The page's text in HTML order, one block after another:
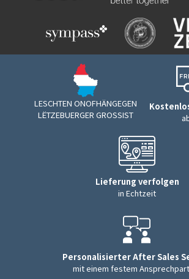
LESCHTEN ONOFHÄNGEGEN
LËTZEBUERGER GROSSIST
Lieferung verfolgen
in Echtzeit
Personalisierter After Sales
mit einem festem